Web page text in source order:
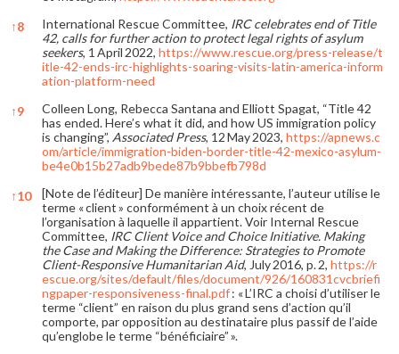
↑8 International Rescue Committee, IRC celebrates end of Title
42, calls for further action to protect legal rights of asylum
seekers, 1 April 2022, https://www.rescue.org/press-release/t
itle-42-ends-irc-highlights-soaring-visits-latin-america-inform
ation-platform-need
↑9
Colleen Long, Rebecca Santana and Elliott Spagat, “Title 42
has ended. Here’s what it did, and how US immigration policy
is changing”, Associated Press, 12 May 2023, https://apnews.c
om/article/immigration-biden-border-title-42-mexico-asylum-
be4e0b15b27adb9bede87b9bbefb798d
↑10
[Note de l’éditeur] De manière intéressante, l’auteur utilise le
terme « client » conformément à un choix récent de
l’organisation à laquelle il appartient. Voir Internal Rescue
Committee, IRC Client Voice and Choice Initiative. Making
the Case and Making the Difference: Strategies to Promote
Client-Responsive Humanitarian Aid, July 2016, p. 2, https://r
escue.org/sites/default/files/document/926/160831cvcbriefi
ngpaper-responsiveness-final.pdf: « L’IRC a choisi d’utiliser le
terme “client” en raison du plus grand sens d’action qu’il
comporte, par opposition au destinataire plus passif de l’aide
qu’englobe le terme “bénéficiaire” ».